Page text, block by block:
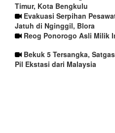
Timur, Kota Bengkulu
Evakuasi Serpihan
Jatuh di Nginggil, Blora
Reog Ponorogo Asli Milik
Bekuk 5 Tersangka,
Pil Ekstasi dari Malaysia